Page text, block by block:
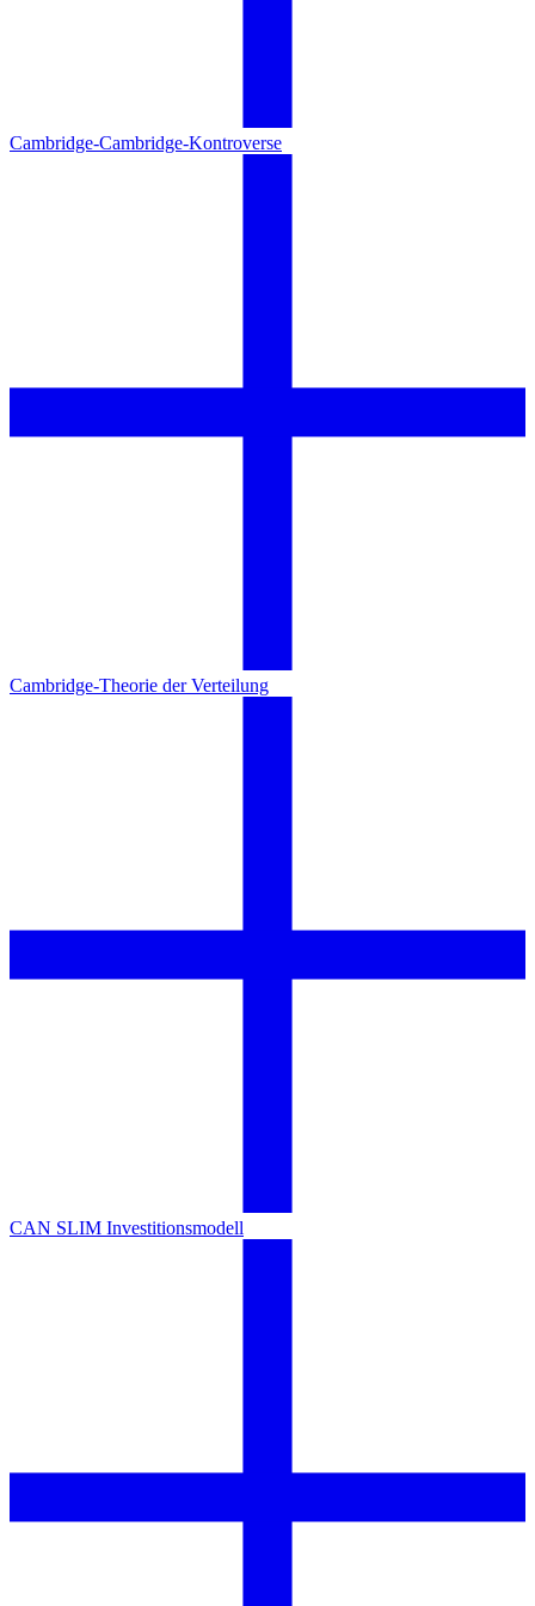
Cambridge-Cambridge-Kontroverse
Cambridge-Theorie der Verteilung
CAN SLIM Investitionsmodell